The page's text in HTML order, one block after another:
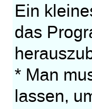
Ein
das
* Man
lassen,